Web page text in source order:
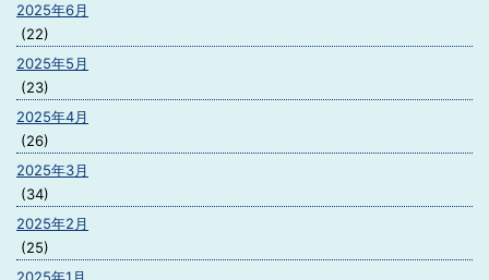
2025年6月
(22)
2025年5月
(23)
2025年4月
(26)
2025年3月
(34)
2025年2月
(25)